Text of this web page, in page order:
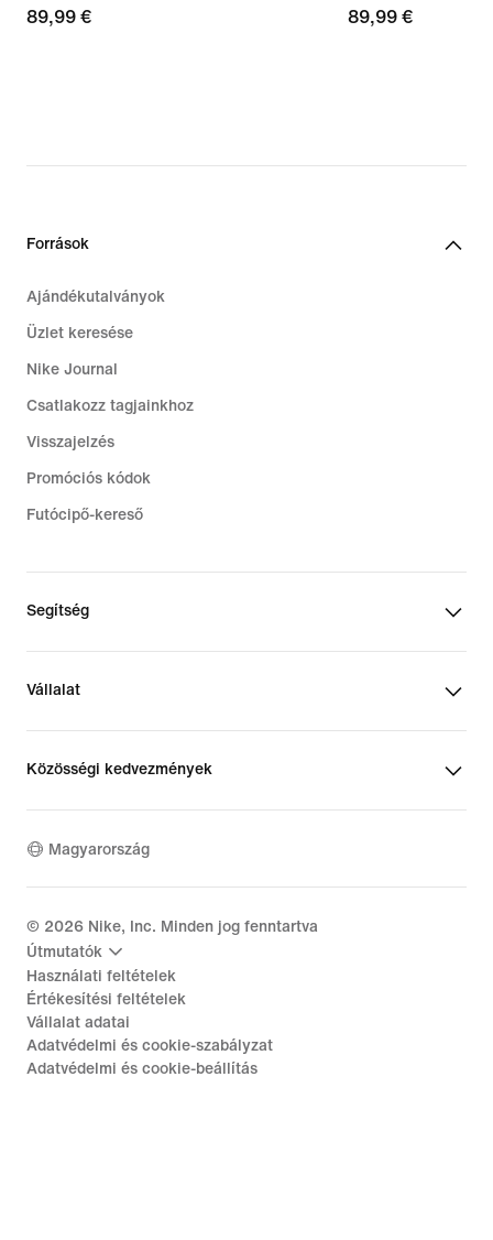
89,99
89,99 €
89,99
89,99 €
Források
Ajándékutalványok
Üzlet keresése
Nike Journal
Csatlakozz tagjainkhoz
Visszajelzés
Promóciós kódok
Futócipő-kereső
Segítség
Vállalat
Közösségi kedvezmények
Magyarország
© 2026 Nike, Inc. Minden jog fenntartva
Útmutatók
Használati feltételek
Értékesítési feltételek
Vállalat adatai
Adatvédelmi és cookie-szabályzat
Adatvédelmi és cookie-beállítás